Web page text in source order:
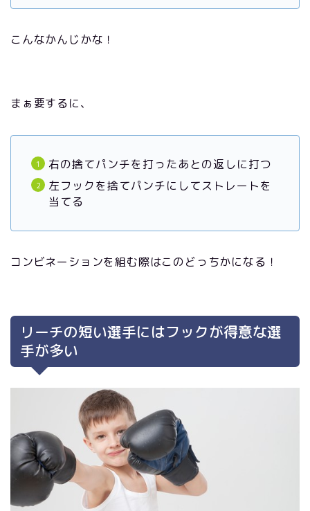
こんなかんじかな！
まぁ要するに、
右の捨てパンチを打ったあとの返しに打つ
左フックを捨てパンチにしてストレートを
当てる
コンビネーションを組む際はこのどっちかになる！
リーチの短い選手にはフックが得意な選
手が多い